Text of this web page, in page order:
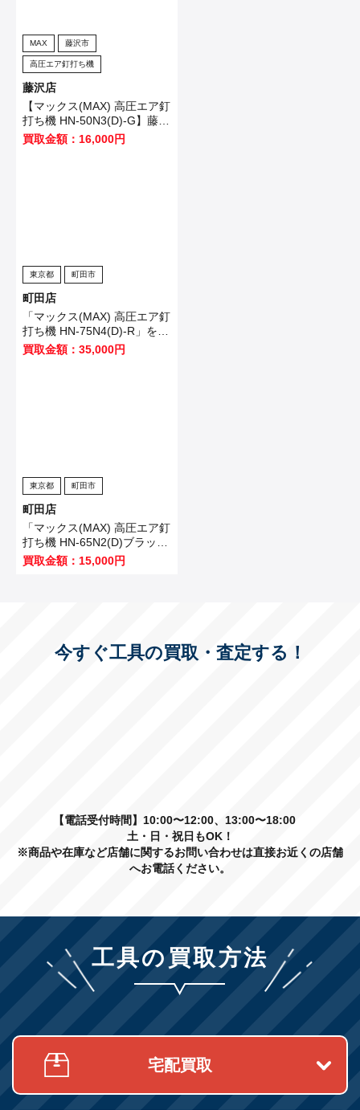
MAX 藤沢市
高圧エア釘打ち機
藤沢店
【マックス(MAX) 高圧エア釘
打ち機 HN-50N3(D)-G】藤沢
市のお客様から買取させてい
ただきました！
買取金額：16,000円
東京都 町田市
町田店
「マックス(MAX) 高圧エア釘
打ち機 HN-75N4(D)-R」を買
い取りました！
買取金額：35,000円
東京都 町田市
町田店
「マックス(MAX) 高圧エア釘
打ち機 HN-65N2(D)ブラッ
ク」を買い取りました！
買取金額：15,000円
今すぐ工具の買取・査定する！
【電話受付時間】10:00〜12:00、13:00〜18:00
土・日・祝日もOK！
※商品や在庫など店舗に関するお問い合わせは直接お近くの店舗
へお電話ください。
工具の買取方法
宅配買取